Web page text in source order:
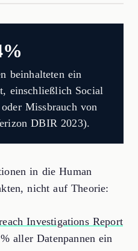
beinhalteten ein
einschließlich Social
Missbrauch von
DBIR 2023).
in die Human
nicht auf Theorie:
Investigations Report
aller Datenpannen ein